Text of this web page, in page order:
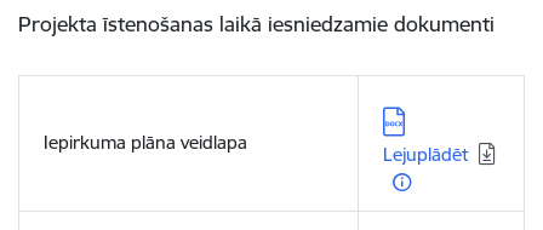
Projekta īstenošanas laikā iesniedzamie dokumenti
Iepirkuma plāna veidlapa
Lejupielādēt:
Lejuplādēt